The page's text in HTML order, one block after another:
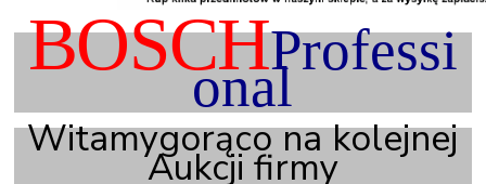
BOSCHProfessi
onal
Witamygorąco na kolejnej
Aukcji firmy